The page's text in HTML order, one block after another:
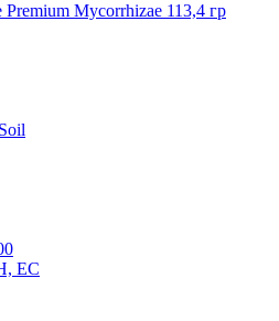
Mycorrhizae 113,4 гр
EC